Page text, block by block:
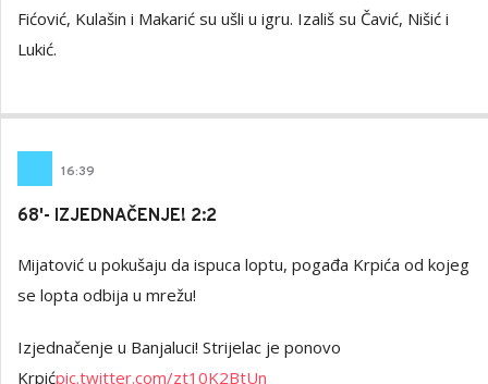
Fićović, Kulašin i Makarić su ušli u igru. Izališ su Čavić, Nišić i
Lukić.
16:39
68'- IZJEDNAČENJE! 2:2
Mijatović u pokušaju da ispuca loptu, pogađa Krpića od kojeg
se lopta odbija u mrežu!
Izjednačenje u Banjaluci! Strijelac je ponovo
Krpićpic.twitter.com/zt10K2BtUn